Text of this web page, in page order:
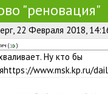
"реновация"
22 Февраля 2018,
( )
Ну кто бы
www.msk.kp.ru/